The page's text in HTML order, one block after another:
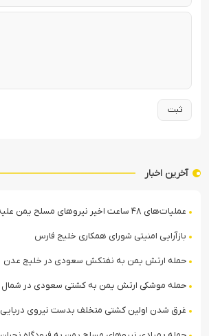
آخرین اخبار
عملیات‌های ۴۸ ساعت اخیر نیروهای مسلح یمن علیه ائتلاف سعودی + ویدیو
بازآرایی امنیتی شورای همکاری خلیج فارس
حمله ارتش یمن به نفتکش سعودی در خلیج عدن
حمله موشکی ارتش یمن به کشتی سعودی در شمال
غرق شدن اولین کشتی متخلف بدست نیروی